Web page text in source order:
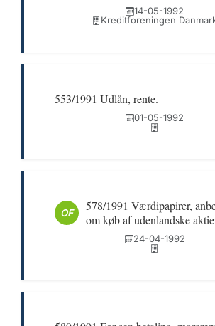
14-05-1992
Kreditforeningen
553/1991 Udlån, rente.
01-05-1992
OF
578/1991 Værdipapirer,
om køb af udenlandske
24-04-1992